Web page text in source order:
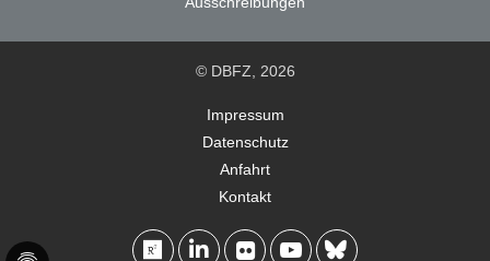
© DBFZ, 2026
Impressum
Datenschutz
Anfahrt
Kontakt